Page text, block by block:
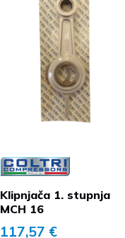
Klipnjača 1. stupnja
MCH 16
117,57 €